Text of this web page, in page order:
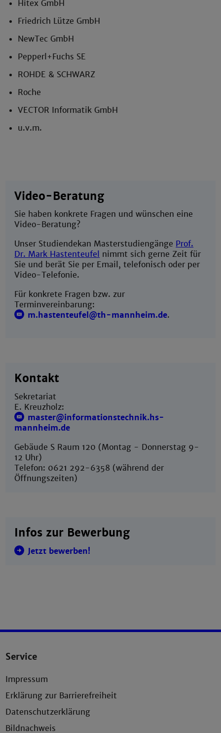
Hitex GmbH
Friedrich Lütze GmbH
NewTec GmbH
Pepperl+Fuchs SE
ROHDE & SCHWARZ
Roche
VECTOR Informatik GmbH
u.v.m.
Video-Beratung
Sie haben konkrete Fragen und wünschen eine
Video-Beratung?
Unser Studiendekan Masterstudiengänge Prof.
Dr. Mark Hastenteufel nimmt sich gerne Zeit für
Sie und berät Sie per Email, telefonisch oder per
Video-Telefonie.
Für konkrete Fragen bzw. zur
Terminvereinbarung:
m.hastenteufel@th-mannheim.de.
Kontakt
Sekretariat
E. Kreuzholz:
master@informationstechnik.hs-
mannheim.de
Gebäude S Raum 120 (Montag - Donnerstag 9-
12 Uhr)
Telefon: 0621 292-6358 (während der
Öffnungszeiten)
Infos zur Bewerbung
Jetzt bewerben!
Service
Impressum
Erklärung zur Barrierefreiheit
Datenschutzerklärung
Bildnachweis